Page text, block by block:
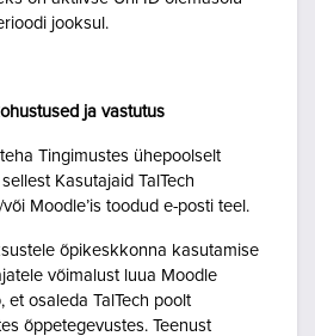
jooksul.
ja vastutus
Tingimustes ühepoolselt
Kasutajaid TalTech
Moodle’is toodud e-posti teel.
õpikeskkonna kasutamise
võimalust luua Moodle
osaleda TalTech poolt
õppetegevustes. Teenust